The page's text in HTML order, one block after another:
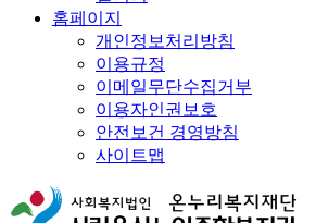
홈페이지
개인정보처리방침
이용규정
이메일무단수집거부
이용자인권보호
안전보건 경영방침
사이트맵